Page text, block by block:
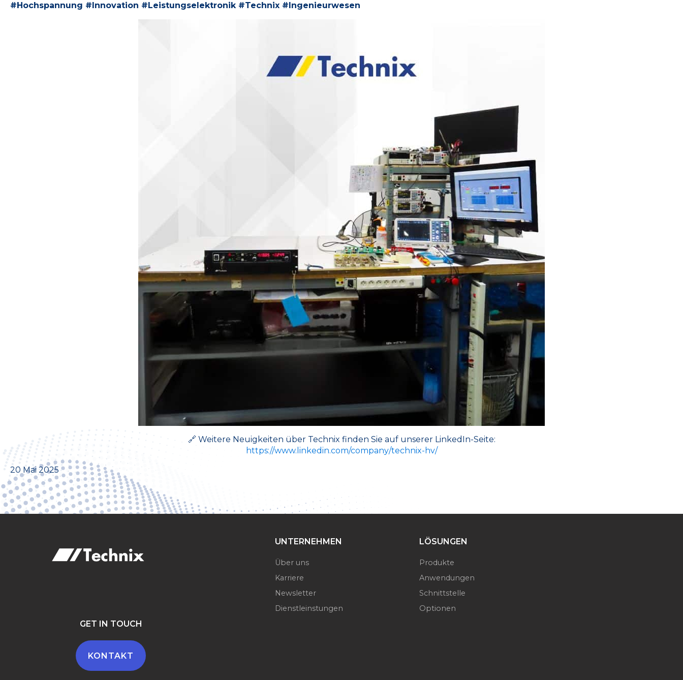
#Hochspannung #Innovation #Leistungselektronik #Technix #Ingenieurwesen
🔗 Weitere Neuigkeiten über Technix finden Sie auf unserer LinkedIn-Seite:
https://www.linkedin.com/company/technix-hv/
20 Mai 2025
UNTERNEHMEN
Über uns
Karriere
Newsletter
Dienstleinstungen
LÖSUNGEN
Produkte
Anwendungen
Schnittstelle
Optionen
GET IN TOUCH
KONTAKT